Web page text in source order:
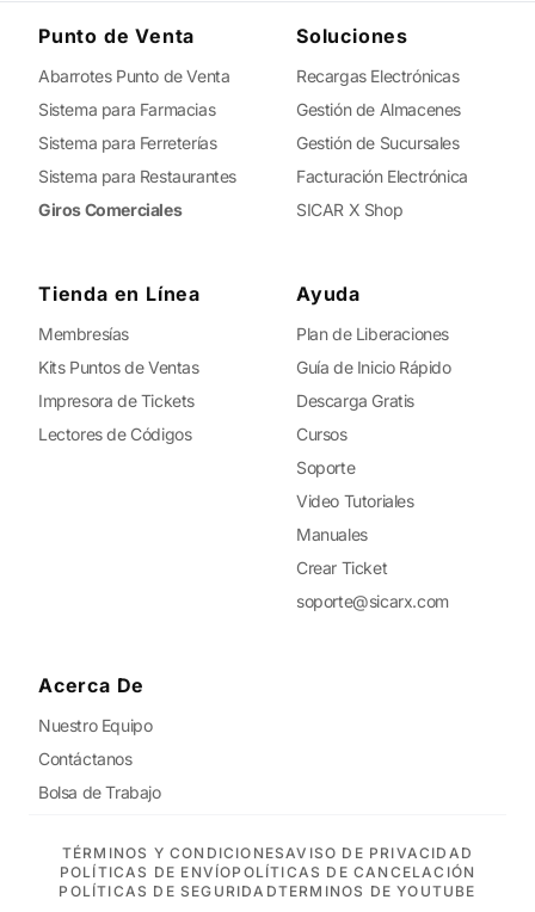
Punto de Venta
Abarrotes Punto de Venta
Sistema para Farmacias
Sistema para Ferreterías
Sistema para Restaurantes
Giros Comerciales
Soluciones
Recargas Electrónicas
Gestión de Almacenes
Gestión de Sucursales
Facturación Electrónica
SICAR X Shop
Tienda en Línea
Membresías
Kits Puntos de Ventas
Impresora de Tickets
Lectores de Códigos
Ayuda
Plan de Liberaciones
Guía de Inicio Rápido
Descarga Gratis
Cursos
Soporte
Video Tutoriales
Manuales
Crear Ticket
soporte@sicarx.com
Acerca De
Nuestro Equipo
Contáctanos
Bolsa de Trabajo
TÉRMINOS Y CONDICIONESAVISO DE PRIVACIDAD
POLÍTICAS DE ENVÍOPOLÍTICAS DE CANCELACIÓN
POLÍTICAS DE SEGURIDADTERMINOS DE YOUTUBE